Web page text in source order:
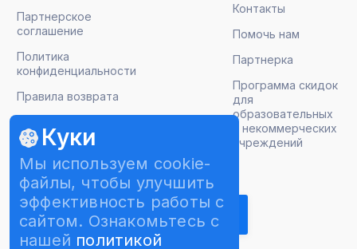
Куки
Мы используем cookie-
файлы, чтобы улучшить
эффективность работы с
сайтом. Ознакомьтесь с
нашей политикой
Партнерское
соглашение
Политика
конфиденциальности
Правила возврата
Контакты
Помочь нам
Партнерка
Программа скидок
для
образовательных
и некоммерческих
учреждений
Подписаться на рассылку